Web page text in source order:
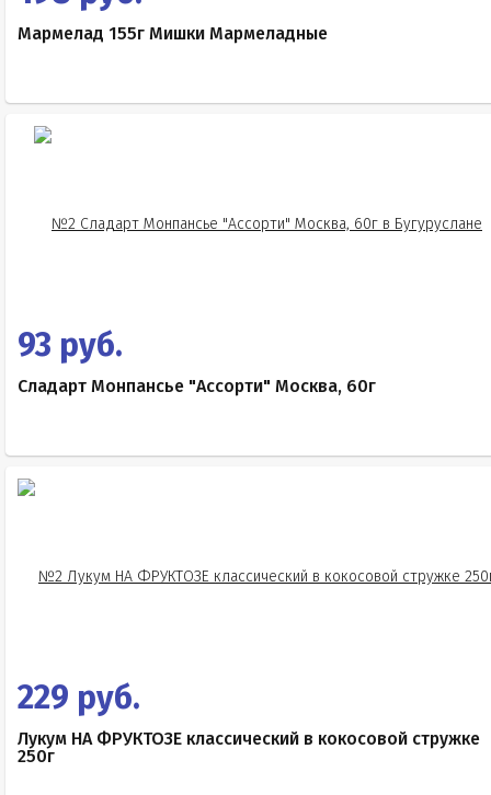
Мармелад 155г Мишки Мармеладные
93 руб.
Сладарт Монпансье "Ассорти" Москва, 60г
229 руб.
Лукум НА ФРУКТОЗЕ классический в кокосовой стружке
250г